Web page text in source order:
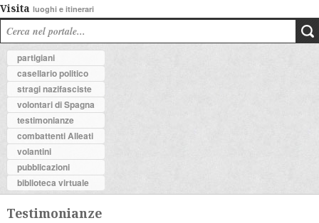
Visita luoghi e itinerari
partigiani
casellario politico
stragi nazifasciste
volontari di Spagna
testimonianze
combattenti Alleati
volantini
pubblicazioni
biblioteca virtuale
Testimonianze